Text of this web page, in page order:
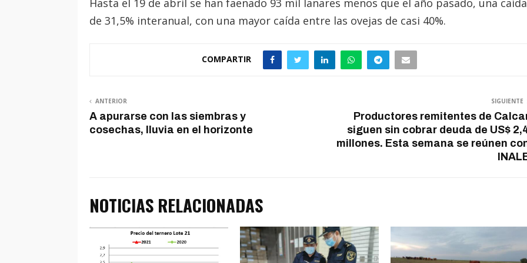
Hasta el 19 de abril se han faenado 93 mil lanares menos que el año pasado, una caída
de 31,5% interanual, con una mayor caída entre las ovejas de casi 40%.
COMPARTIR
ANTERIOR
A apurarse con las siembras y
cosechas, lluvia en el horizonte
SIGUIENTE
Productores remitentes de
siguen sin cobrar deuda de US$
millones. Esta semana se reúnen
NOTICIAS RELACIONADAS